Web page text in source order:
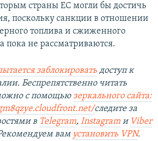
страны ЕС могли бы достичь
поскольку санкции в отношении
топлива и сжиженного
пока не рассматриваются.
заблокировать доступ к
Беспрепятственно читать
с помощью зеркального сайта:
следите за
в Telegram, Instagram и Viber
вам установить VPN.